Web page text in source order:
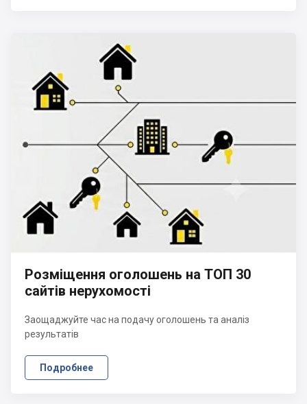
Розміщення оголошень на ТОП 30
сайтів нерухомості
Заощаджуйте час на подачу оголошень та аналіз
результатів
Подробнее